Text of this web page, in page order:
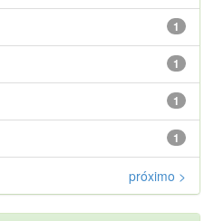
1
1
1
1
próximo >